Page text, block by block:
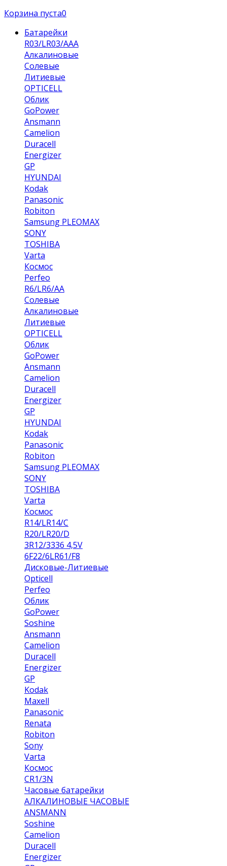
Корзина пуста0
Батарейки
R03/LR03/AAA
Алкалиновые
Солевые
Литиевые
OPTICELL
Облик
GoPower
Ansmann
Camelion
Duracell
Energizer
GP
HYUNDAI
Kodak
Panasonic
Robiton
Samsung PLEOMAX
SONY
TOSHIBA
Varta
Космос
Perfeo
R6/LR6/AA
Солевые
Алкалиновые
Литиевые
OPTICELL
Облик
GoPower
Ansmann
Camelion
Duracell
Energizer
GP
HYUNDAI
Kodak
Panasonic
Robiton
Samsung PLEOMAX
SONY
TOSHIBA
Varta
Космос
R14/LR14/C
R20/LR20/D
3R12/3336 4,5V
6F22/6LR61/F8
Дисковые-Литиевые
Opticell
Perfeo
Облик
GoPower
Soshine
Ansmann
Camelion
Duracell
Energizer
GP
Kodak
Maxell
Panasonic
Renata
Robiton
Sony
Varta
Космос
CR1/3N
Часовые батарейки
АЛКАЛИНОВЫЕ ЧАСОВЫЕ
ANSMANN
Soshine
Camelion
Duracell
Energizer